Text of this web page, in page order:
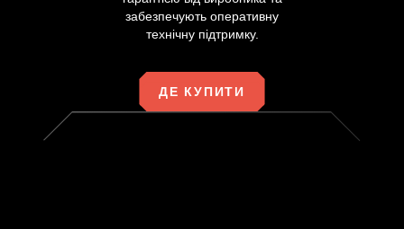
забезпечують оперативну
технічну підтримку.
ДЕ КУПИТИ